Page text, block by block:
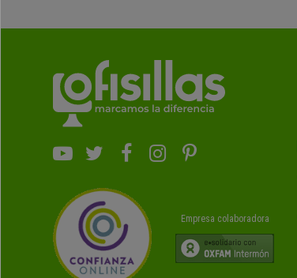
Empresa colaboradora